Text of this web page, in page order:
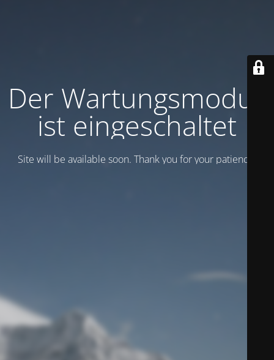
Der Wartungsmodus
ist eingeschaltet
Site will be available soon. Thank you for your patience!